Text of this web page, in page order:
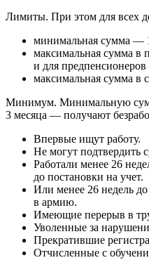
Лимиты. При этом для всех
минимальная сумма —
максимальная сумма в
и для
максимальная сумма в
Минимум. Минимальную
3 месяца — получают
Впервые ищут работу.
Не могут подтвердить
Работали менее 26
до постановки на учет.
Или менее 26 недель
в армию.
Имеющие перерыв в
Уволенные за
Прекратившие
Отчисленные с